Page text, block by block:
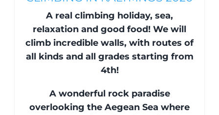
A real climbing holiday, sea,
relaxation and good food! We will
climb incredible walls, with routes of
all kinds and all grades starting from
4th!
A wonderful rock paradise
overlooking the Aegean Sea where